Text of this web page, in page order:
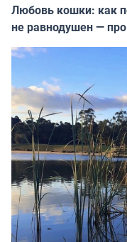
Любовь кошки: как
не равнодушен —